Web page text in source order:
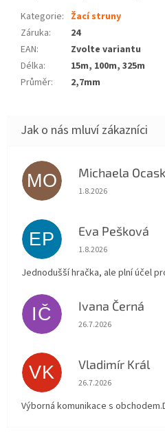
Kategorie: Žací struny
Záruka:
24
EAN:
Zvolte variantu
Délka:
15m, 100m, 325m
Průměr: 2,7mm
MO Michaela
Hodnocení obchodu
1.8.2026
EP Eva Pešková
Hodnocení obchodu
1.8.2026
Jednodušší hračka, ale plní účel
IČ Ivana Černá
Hodnocení obchodu
26.7.2026
VK Vladimír Král
Hodnocení obchodu
26.7.2026
Výborná komunikace s